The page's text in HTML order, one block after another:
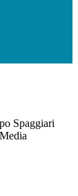
Spaggiari